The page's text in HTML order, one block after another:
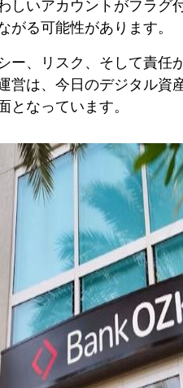
しいアカウントがフラグ
がる可能性があります。
ー、リスク、そして責任
営は、今日のデジタル資
となっています。